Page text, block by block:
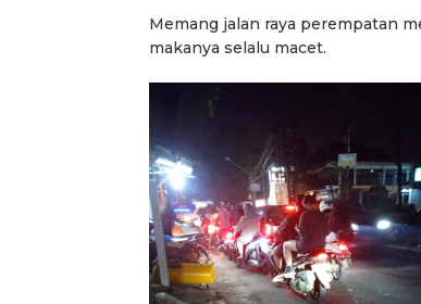
Memang jalan raya perempatan
makanya selalu macet.